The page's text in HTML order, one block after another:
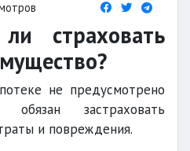
страховать
не предусмотрено
обязан застраховать
и повреждения.